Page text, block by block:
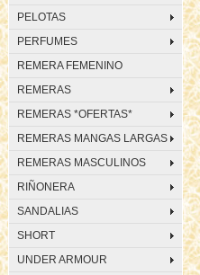
PELOTAS
PERFUMES
REMERA FEMENINO
REMERAS
REMERAS *OFERTAS*
REMERAS MANGAS LARGAS
REMERAS MASCULINOS
RIÑONERA
SANDALIAS
SHORT
UNDER ARMOUR